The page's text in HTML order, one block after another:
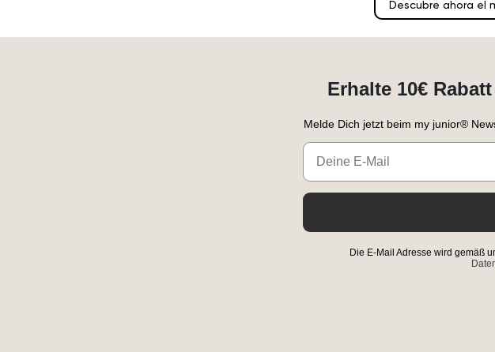
Descubre ahora el
Erhalte 10€
Melde Dich jetzt beim my junior®
Email
Die E-Mail Adresse wird gemäß